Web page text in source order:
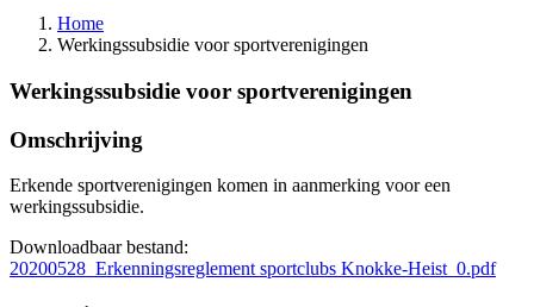
Home
Werkingssubsidie voor sportverenigingen
Werkingssubsidie voor sportverenigingen
Omschrijving
Erkende sportverenigingen komen in aanmerking voor een
werkingssubsidie.
Downloadbaar bestand:
20200528_Erkenningsreglement sportclubs Knokke-Heist_0.pdf